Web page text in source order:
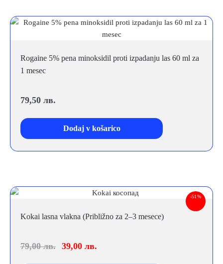
Rogaine 5% pena minoksidil proti izpadanju las 60 ml za
1 mesec
79,50 лв.
Dodaj v košarico
-51%
Kokai lasna vlakna (Približno za 2–3 mesece)
79,00лв. 39,00 лв.